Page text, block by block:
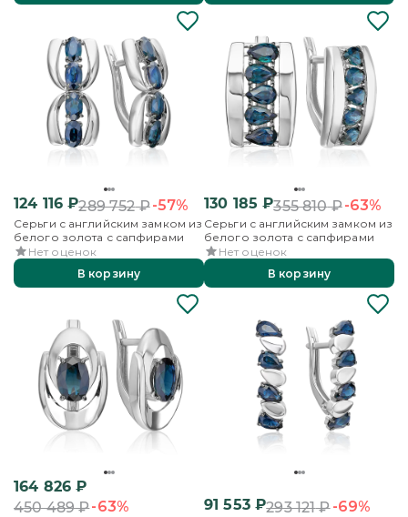
124 116 ₽289 752₽-57%
Серьги с английским замком из
белого золота с сапфирами
Нет оценок
В корзину
130 185 ₽355 810₽-63%
Серьги с английским замком из
белого золота с сапфирами
Нет оценок
В корзину
164 826 ₽
450 489₽-63% 91 553₽293 121₽-69%